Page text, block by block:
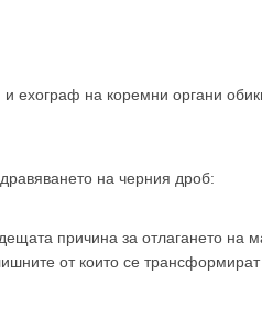
ехограф на коремни органи
на черния дроб:
причина за отлагането на
от които се трансформират